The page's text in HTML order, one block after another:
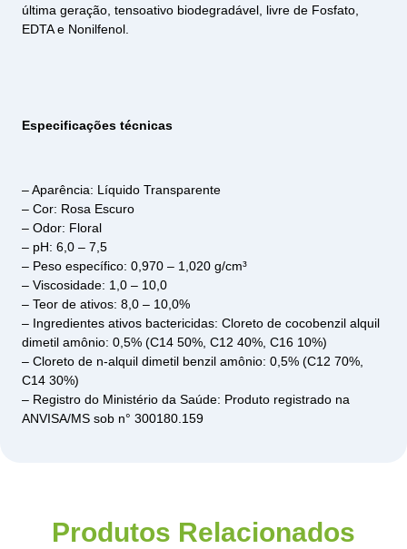
última geração, tensoativo biodegradável, livre de Fosfato,
EDTA e Nonilfenol.
Especificações técnicas
– Aparência: Líquido Transparente
– Cor: Rosa Escuro
– Odor: Floral
– pH: 6,0 – 7,5
– Peso específico: 0,970 – 1,020 g/cm³
– Viscosidade: 1,0 – 10,0
– Teor de ativos: 8,0 – 10,0%
– Ingredientes ativos bactericidas: Cloreto de cocobenzil alquil
dimetil amônio: 0,5% (C14 50%, C12 40%, C16 10%)
– Cloreto de n-alquil dimetil benzil amônio: 0,5% (C12 70%,
C14 30%)
– Registro do Ministério da Saúde: Produto registrado na
ANVISA/MS sob n° 300180.159
Produtos Relacionados